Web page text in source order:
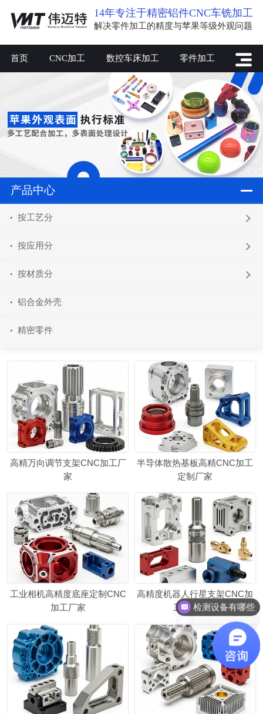
14年专注于精密铝件CNC车铣加工
解决零件加工的精度与苹果等级外观问题
首页 CNC加工 数控车床加工 零件加工
产品中心
按工艺分
按应用分
按材质分
铝合金外壳
精密零件
高精万向调节支架CNC加工厂
家
半导体散热基板高精CNC加工
定制厂家
工业相机高精度底座定制CNC
加工厂家
高精度机器人行星支架CNC加
工定制厂家
检测设备有哪些
有品质团队吗？